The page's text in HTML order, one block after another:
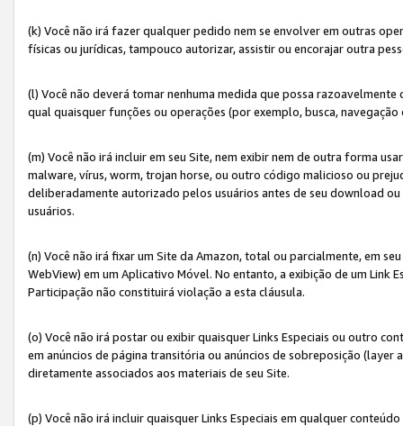
(k) Você não irá fazer qualquer pedido nem se envolver em outras
físicas ou jurídicas, tampouco autorizar, assistir ou encorajar outra
(l) Você não deverá tomar nenhuma medida que possa
qual quaisquer funções ou operações (por exemplo, busca,
(m) Você não irá incluir em seu Site, nem exibir nem de outra forma
malware, vírus, worm, trojan horse, ou outro código malicioso ou
deliberadamente autorizado pelos usuários antes de seu download
usuários.
(n) Você não irá fixar um Site da Amazon, total ou parcialmente, em
WebView) em um Aplicativo Móvel. No entanto, a exibição de um Link
Participação não constituirá violação a esta cláusula.
(o) Você não irá postar ou exibir quaisquer Links Especiais ou outro
em anúncios de página transitória ou anúncios de sobreposição
diretamente associados aos materiais de seu Site.
(p) Você não irá incluir quaisquer Links Especiais em qualquer